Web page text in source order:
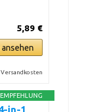
5,89 €
ansehen
Versandkosten
EMPFEHLUNG
in-1